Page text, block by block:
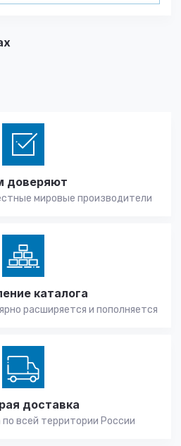
доверяют
мировые производители
каталога
расширяется и пополняется
доставка
всей территории России